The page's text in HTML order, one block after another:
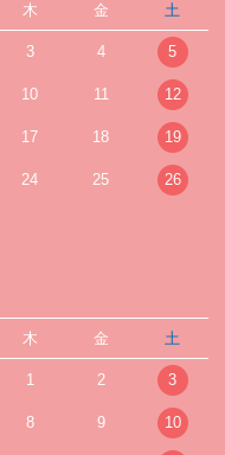
木 金 土
3 4 5
10 11 12
17 18 19
24 25 26
木 金 土
1 2 3
8 9 10